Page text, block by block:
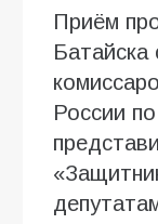
Приём
Батайска
России